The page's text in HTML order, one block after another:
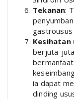
Tekanan:
Kesihatan
berjuta-
ia dapat
dinding